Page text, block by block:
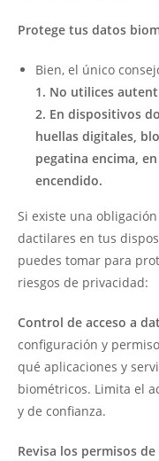
Protege tus datos
Bien, el único
1. No utilices
2. En dispositivos
huellas digitales,
pegatina encima,
encendido.
Si existe una
dactilares en tus
puedes tomar para
riesgos de privacidad:
Control de acceso a
configuración y
qué aplicaciones y
biométricos. Limita el
y de confianza.
Revisa los permisos